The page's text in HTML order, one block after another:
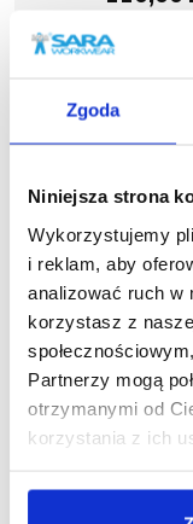
Zgoda
Niniejsza strona
Wykorzystujemy
i reklam, aby
analizować ruch w
korzystasz z
Partnerzy mogą
otrzymanymi od
korzystania z ich